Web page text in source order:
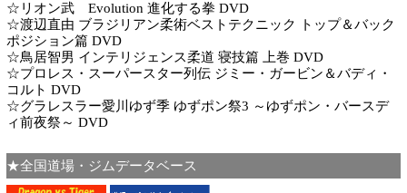
☆リオン武 Evolution 進化する拳 DVD
☆渡辺直由 ブラジリアン柔術ベストテクニック トップ＆バック
ポジション篇 DVD
☆鳥居智男 インテリジェンス柔道 寝技篇 上巻 DVD
☆プロレス・スーパースター列伝 ジミー・ガービン＆バディ・
コルト DVD
☆グラレスラー愛川ゆず季 ゆずポン祭3 ～ゆずポン・バースデ
ィ前夜祭～ DVD
★全国道場・ジムデータベース